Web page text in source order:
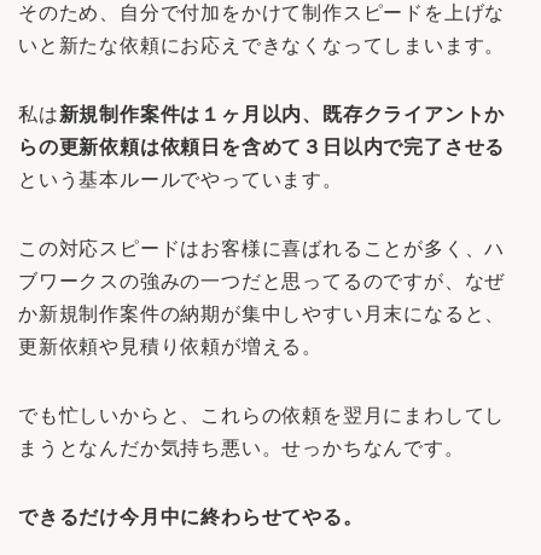
そのため、自分で付加をかけて制作スピードを上げな
いと新たな依頼にお応えできなくなってしまいます。
私は新規制作案件は１ヶ月以内、既存クライアントか
らの更新依頼は依頼日を含めて３日以内で完了させる
という基本ルールでやっています。
この対応スピードはお客様に喜ばれることが多く、ハ
ブワークスの強みの一つだと思ってるのですが、なぜ
か新規制作案件の納期が集中しやすい月末になると、
更新依頼や見積り依頼が増える。
でも忙しいからと、これらの依頼を翌月にまわしてし
まうとなんだか気持ち悪い。せっかちなんです。
できるだけ今月中に終わらせてやる。